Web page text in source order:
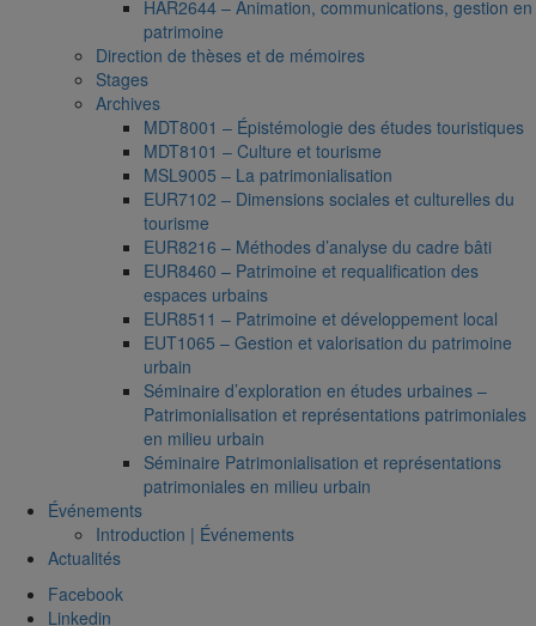
HAR2644 – Animation, communications, gestion en
patrimoine
Direction de thèses et de mémoires
Stages
Archives
MDT8001 – Épistémologie des études touristiques
MDT8101 – Culture et tourisme
MSL9005 – La patrimonialisation
EUR7102 – Dimensions sociales et culturelles du
tourisme
EUR8216 – Méthodes d’analyse du cadre bâti
EUR8460 – Patrimoine et requalification des
espaces urbains
EUR8511 – Patrimoine et développement local
EUT1065 – Gestion et valorisation du patrimoine
urbain
Séminaire d’exploration en études urbaines –
Patrimonialisation et représentations patrimoniales
en milieu urbain
Séminaire Patrimonialisation et représentations
patrimoniales en milieu urbain
Événements
Introduction | Événements
Actualités
Facebook
Linkedin